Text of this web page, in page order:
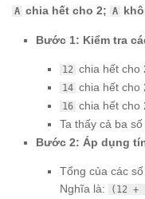
12
14
16
+
A chia hết cho 2; A
Bước 1: Kiểm tra
12 chia hết cho
14 chia hết cho
16 chia hết cho
Ta thấy cả ba số
Bước 2: Áp dụng
Tổng của các
Nghĩa là:
(12 +